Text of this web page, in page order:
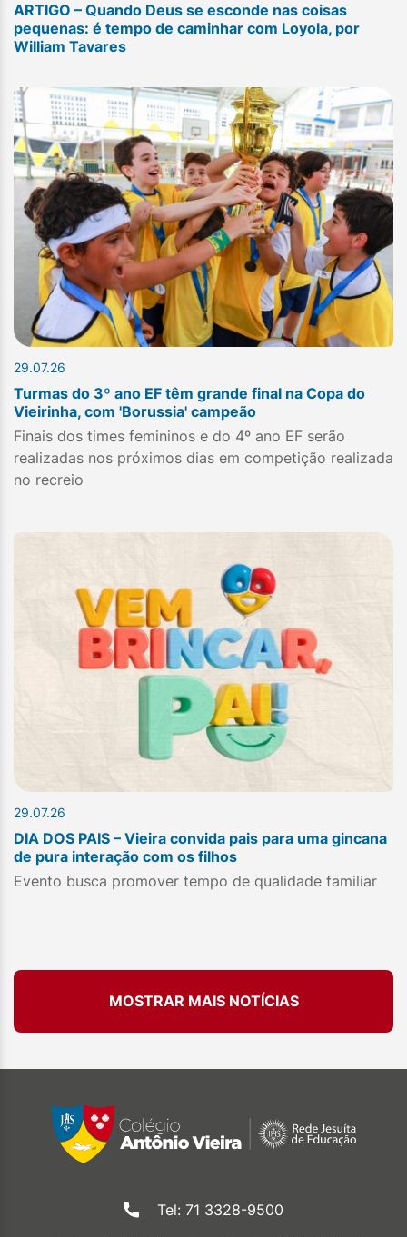
ARTIGO – Quando Deus se esconde nas coisas
pequenas: é tempo de caminhar com Loyola, por
William Tavares
29.07.26
Turmas do 3º ano EF têm grande final na Copa do
Vieirinha, com 'Borussia' campeão
Finais dos times femininos e do 4º ano EF serão
realizadas nos próximos dias em competição realizada
no recreio
29.07.26
DIA DOS PAIS – Vieira convida pais para uma gincana
de pura interação com os filhos
Evento busca promover tempo de qualidade familiar
MOSTRAR MAIS NOTÍCIAS
Tel: 71 3328-9500